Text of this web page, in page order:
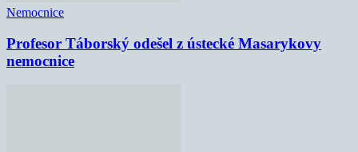
Nemocnice
Profesor Táborský odešel z ústecké Masarykovy
nemocnice